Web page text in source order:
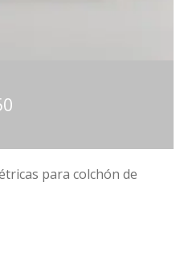
para colchón de